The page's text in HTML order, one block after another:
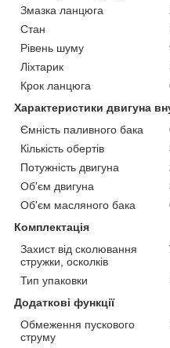
Змазка ланцюга
Стан
Рівень шуму
Ліхтарик
Крок ланцюга
Характеристики двигуна
Ємність паливного бака
Кількість обертів
Потужність двигуна
Об'єм двигуна
Об'єм масляного бака
Комплектація
Захист від сколювання
стружки, осколків
Тип упаковки
Додаткові функції
Обмеження пускового
струму